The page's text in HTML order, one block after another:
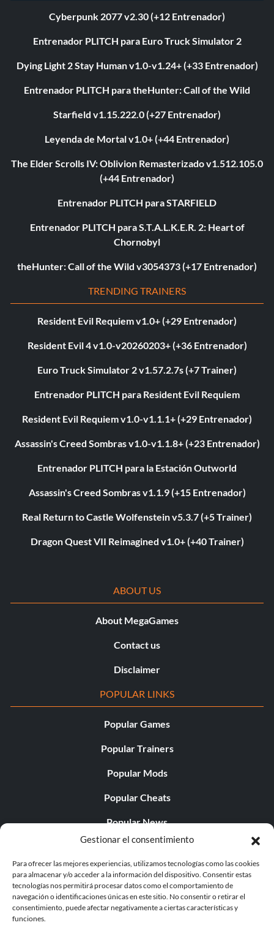
Gestionar el consentimiento
Para ofrecer las mejores experiencias, utilizamos tecnologías como las cookies
para almacenar y/o acceder a la información del dispositivo. Consentir estas
tecnologías nos permitirá procesar datos como el comportamiento de
navegación o identificaciones únicas en este sitio. No consentir o retirar el
consentimiento, puede afectar negativamente a ciertas características y
funciones.
Cyberpunk 2077 v2.30 (+12 Entrenador)
Entrenador PLITCH para Euro Truck Simulator 2
Dying Light 2 Stay Human v1.0-v1.24+ (+33 Entrenador)
Entrenador PLITCH para theHunter: Call of the Wild
Starfield v1.15.222.0 (+27 Entrenador)
Leyenda de Mortal v1.0+ (+44 Entrenador)
The Elder Scrolls IV: Oblivion Remasterizado v1.512.105.0
(+44 Entrenador)
Entrenador PLITCH para STARFIELD
Entrenador PLITCH para S.T.A.L.K.E.R. 2: Heart of
Chornobyl
theHunter: Call of the Wild v3054373 (+17 Entrenador)
TRENDING TRAINERS
Resident Evil Requiem v1.0+ (+29 Entrenador)
Resident Evil 4 v1.0-v20260203+ (+36 Entrenador)
Euro Truck Simulator 2 v1.57.2.7s (+7 Trainer)
Entrenador PLITCH para Resident Evil Requiem
Resident Evil Requiem v1.0-v1.1.1+ (+29 Entrenador)
Assassin's Creed Sombras v1.0-v1.1.8+ (+23 Entrenador)
Entrenador PLITCH para la Estación Outworld
Assassin's Creed Sombras v1.1.9 (+15 Entrenador)
Real Return to Castle Wolfenstein v5.3.7 (+5 Trainer)
Dragon Quest VII Reimagined v1.0+ (+40 Trainer)
ABOUT US
About MegaGames
Contact us
Disclaimer
POPULAR LINKS
Popular Games
Popular Trainers
Popular Mods
Popular Cheats
Popular News
Popular Editorials
Popular Free Games
LATEST UPDATES